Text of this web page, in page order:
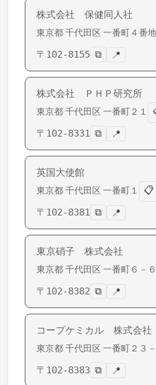
株式会社 保健同人社
東京都 千代田区 一番町 ４番
〒 102-8155 ⧉ 📍
株式会社 ＰＨＰ研究所
東京都 千代田区 一番町 ２１
〒 102-8331 ⧉ 📍
英国大使館
東京都 千代田区 一番町 １
📋
〒 102-8381 ⧉ 📍
東京硝子 株式会社
東京都 千代田区 一番町 ６－６
〒 102-8382 ⧉ 📍
コープケミカル 株式会社
東京都 千代田区 一番町 ２３
〒 102-8383 ⧉ 📍